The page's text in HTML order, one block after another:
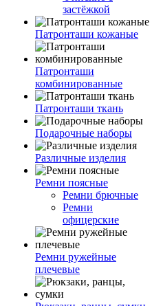
застёжкой
Патронташи кожаные
Патронташи
комбинированные
Патронташи ткань
Подарочные наборы
Различные изделия
Ремни поясные
Ремни брючные
Ремни
офицерские
Ремни ружейные
плечевые